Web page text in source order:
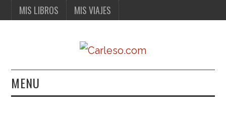
MIS LIBROS MIS VIAJES
MENU